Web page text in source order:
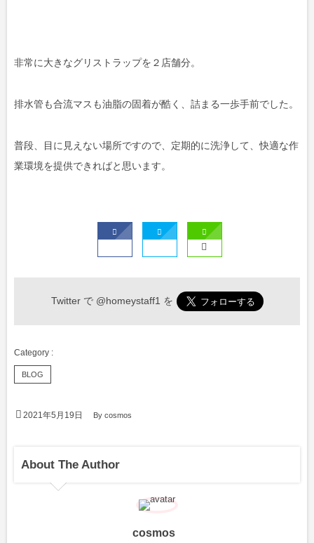
非常に大きなグリストラップを２店舗分。
排水管も合流マスも油脂の固着が酷く、詰まる一歩手前でした。
普段、目に見えない場所ですので、定期的に洗浄して、快適な作
業環境を提供できればと思います。
Twitter で @homeystaff1 を
BLOG
2021年5月19日 Bycosmos
About The Author
cosmos